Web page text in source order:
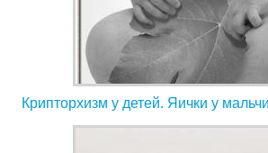
Крипторхизм у детей. Яички у